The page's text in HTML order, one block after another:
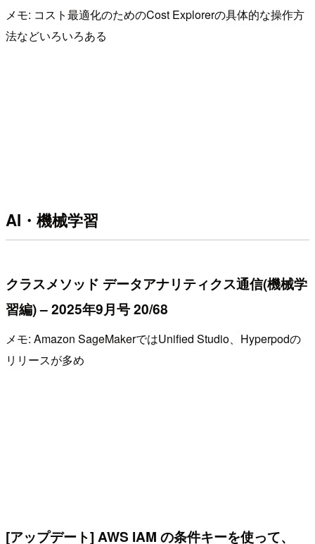
メモ: コスト最適化のためのCost Explorerの具体的な操作方
法などいろいろある
AI・機械学習
クラスメソッド データアナリティクス通信(機械学
習編) – 2025年9月号 20/68
メモ: Amazon SageMakerではUnified Studio、Hyperpodの
リリースが多め
[アップデート] AWS IAM の条件キーを使って、